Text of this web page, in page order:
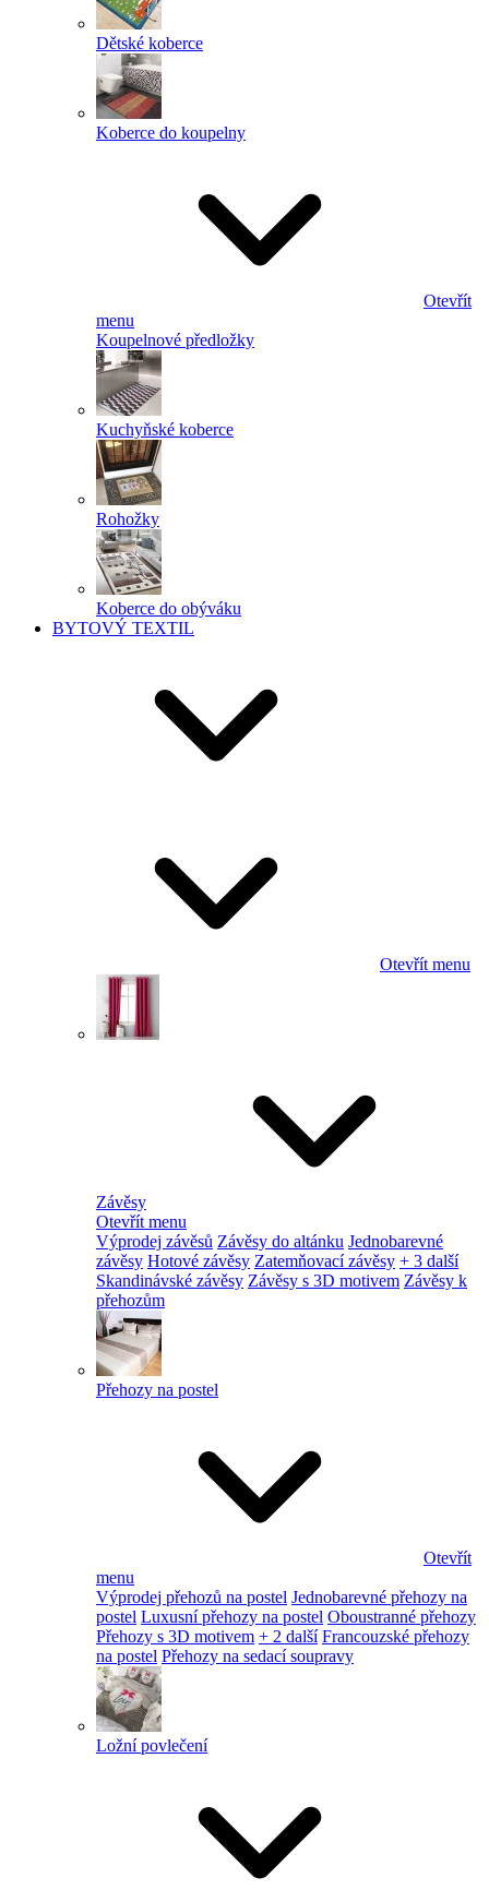
Dětské koberce
Koberce do koupelny
Otevřít
menu
Koupelnové předložky
Kuchyňské koberce
Rohožky
Koberce do obýváku
BYTOVÝ TEXTIL
Otevřít menu
Závěsy
Otevřít menu
Výprodej závěsů Závěsy do altánku Jednobarevné
závěsy Hotové závěsy Zatemňovací závěsy + 3 další
Skandinávské závěsy Závěsy s 3D motivem Závěsy k
přehozům
Přehozy na postel
Otevřít
menu
Výprodej přehozů na postel Jednobarevné přehozy na
postel Luxusní přehozy na postel Oboustranné přehozy
Přehozy s 3D motivem + 2 další Francouzské přehozy
na postel Přehozy na sedací soupravy
Ložní povlečení